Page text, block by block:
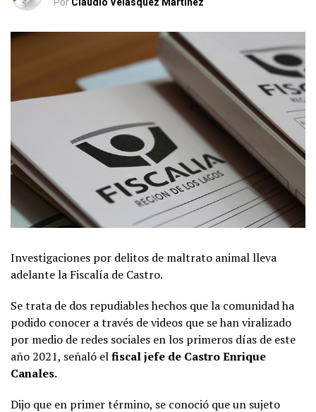
Investigaciones por delitos de maltrato animal lleva
adelante la Fiscalía de Castro.
Se trata de dos repudiables hechos que la comunidad ha
podido conocer a través de videos que se han viralizado
por medio de redes sociales en los primeros días de este
año 2021, señaló elfiscal jefe de Castro Enrique
Canales.
Dijo que en primer término, se conoció que un sujeto